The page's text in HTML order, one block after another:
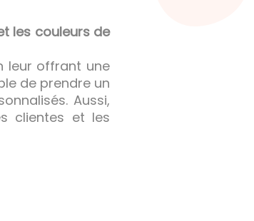
les couleurs de
leur offrant une
de prendre un
Aussi,
clientes et les